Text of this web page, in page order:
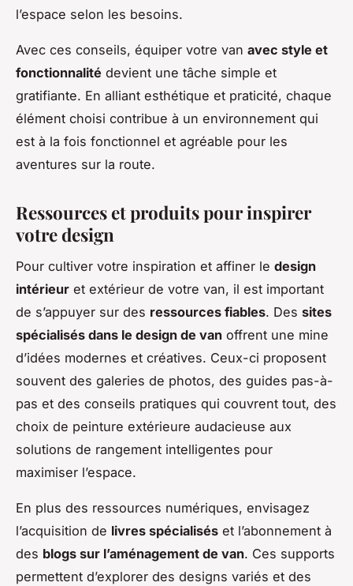
l’espace selon les besoins.
Avec ces conseils, équiper votre van avec style et
fonctionnalité devient une tâche simple et
gratifiante. En alliant esthétique et praticité, chaque
élément choisi contribue à un environnement qui
est à la fois fonctionnel et agréable pour les
aventures sur la route.
Ressources et produits pour inspirer
votre design
Pour cultiver votre inspiration et affiner le design
intérieur et extérieur de votre van, il est important
de s’appuyer sur des ressources fiables. Des sites
spécialisés dans le design de van offrent une mine
d’idées modernes et créatives. Ceux-ci proposent
souvent des galeries de photos, des guides pas-à-
pas et des conseils pratiques qui couvrent tout, des
choix de peinture extérieure audacieuse aux
solutions de rangement intelligentes pour
maximiser l’espace.
En plus des ressources numériques, envisagez
l’acquisition de livres spécialisés et l’abonnement à
des blogs sur l’aménagement de van. Ces supports
permettent d’explorer des designs variés et des